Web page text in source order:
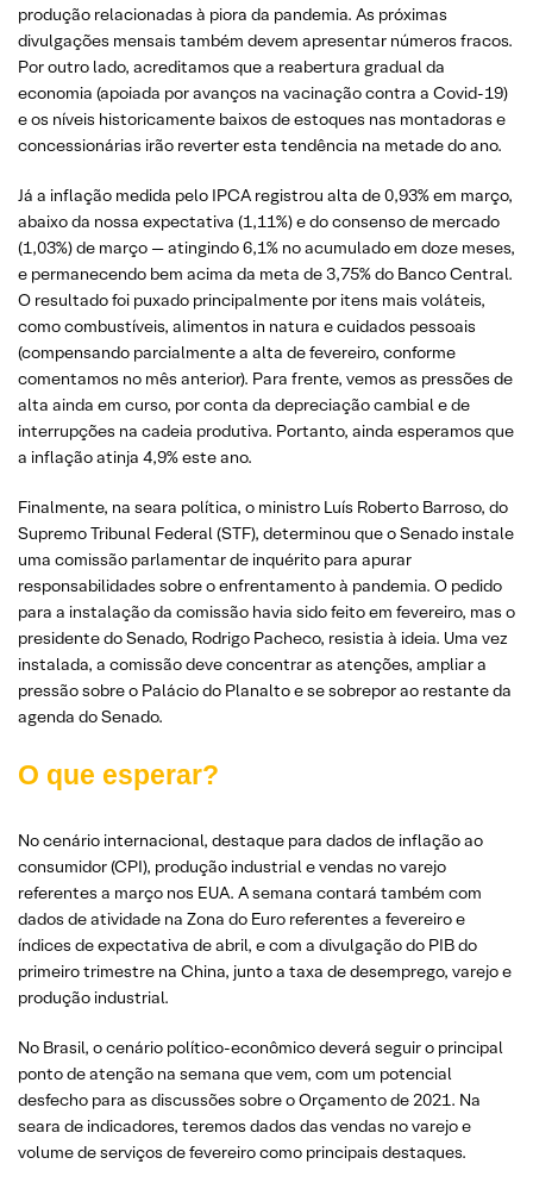
produção relacionadas à piora da pandemia. As próximas
divulgações mensais também devem apresentar números fracos.
Por outro lado, acreditamos que a reabertura gradual da
economia (apoiada por avanços na vacinação contra a Covid-19)
e os níveis historicamente baixos de estoques nas montadoras e
concessionárias irão reverter esta tendência na metade do ano.
Já a inflação medida pelo IPCA registrou alta de 0,93% em março,
abaixo da nossa expectativa (1,11%) e do consenso de mercado
(1,03%) de março — atingindo 6,1% no acumulado em doze meses,
e permanecendo bem acima da meta de 3,75% do Banco Central.
O resultado foi puxado principalmente por itens mais voláteis,
como combustíveis, alimentos in natura e cuidados pessoais
(compensando parcialmente a alta de fevereiro, conforme
comentamos no mês anterior). Para frente, vemos as pressões de
alta ainda em curso, por conta da depreciação cambial e de
interrupções na cadeia produtiva. Portanto, ainda esperamos que
a inflação atinja 4,9% este ano.
Finalmente, na seara política, o ministro Luís Roberto Barroso, do
Supremo Tribunal Federal (STF), determinou que o Senado instale
uma comissão parlamentar de inquérito para apurar
responsabilidades sobre o enfrentamento à pandemia. O pedido
para a instalação da comissão havia sido feito em fevereiro, mas o
presidente do Senado, Rodrigo Pacheco, resistia à ideia. Uma vez
instalada, a comissão deve concentrar as atenções, ampliar a
pressão sobre o Palácio do Planalto e se sobrepor ao restante da
agenda do Senado.
O que esperar?
No cenário internacional, destaque para dados de inflação ao
consumidor (CPI), produção industrial e vendas no varejo
referentes a março nos EUA. A semana contará também com
dados de atividade na Zona do Euro referentes a fevereiro e
índices de expectativa de abril, e com a divulgação do PIB do
primeiro trimestre na China, junto a taxa de desemprego, varejo e
produção industrial.
No Brasil, o cenário político-econômico deverá seguir o principal
ponto de atenção na semana que vem, com um potencial
desfecho para as discussões sobre o Orçamento de 2021. Na
seara de indicadores, teremos dados das vendas no varejo e
volume de serviços de fevereiro como principais destaques.